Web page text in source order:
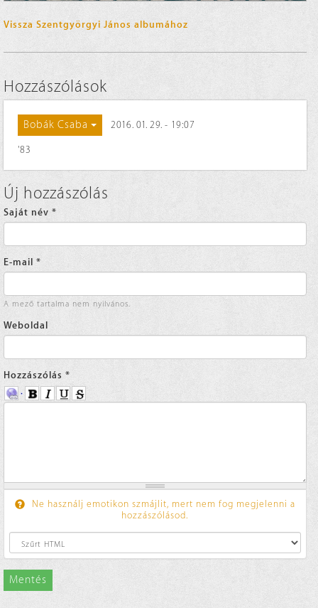
Vissza Szentgyörgyi János albumához
Hozzászólások
Bobák Csaba 2016. 01. 29. - 19:07
'83
Új hozzászólás
Saját név *
E-mail *
A mező tartalma nem nyilvános.
Weboldal
Hozzászólás *
Ne használj emotikon szmájlit, mert nem fog megjelenni a
hozzászólásod.
Mentés